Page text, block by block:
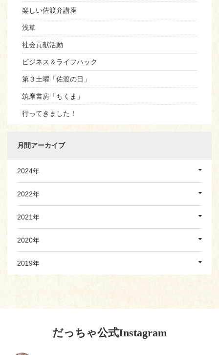
楽しい佐渡弁講座
浅草
社会貢献活動
ビジネス＆ライフハック
第３土曜「佐渡の日」
筑摩書房「ちくま」
行ってきました！
月間アーカイブ
2024年
2022年
2021年
2020年
2019年
だっちゃ公式Instagram